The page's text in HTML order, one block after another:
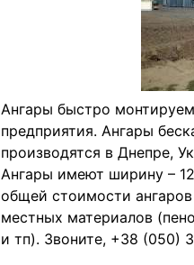
Ангары быстро
предприятия. Ангары
производятся в Днепре,
Ангары имеют ширину –
общей стоимости
местных материалов
и тп). Звоните, +38 (050)